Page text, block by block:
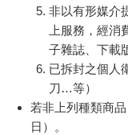
非以有形媒介
上服務，經
子雜誌、下載
已拆封之個人
刀…等）
若非上列種類商
日）。